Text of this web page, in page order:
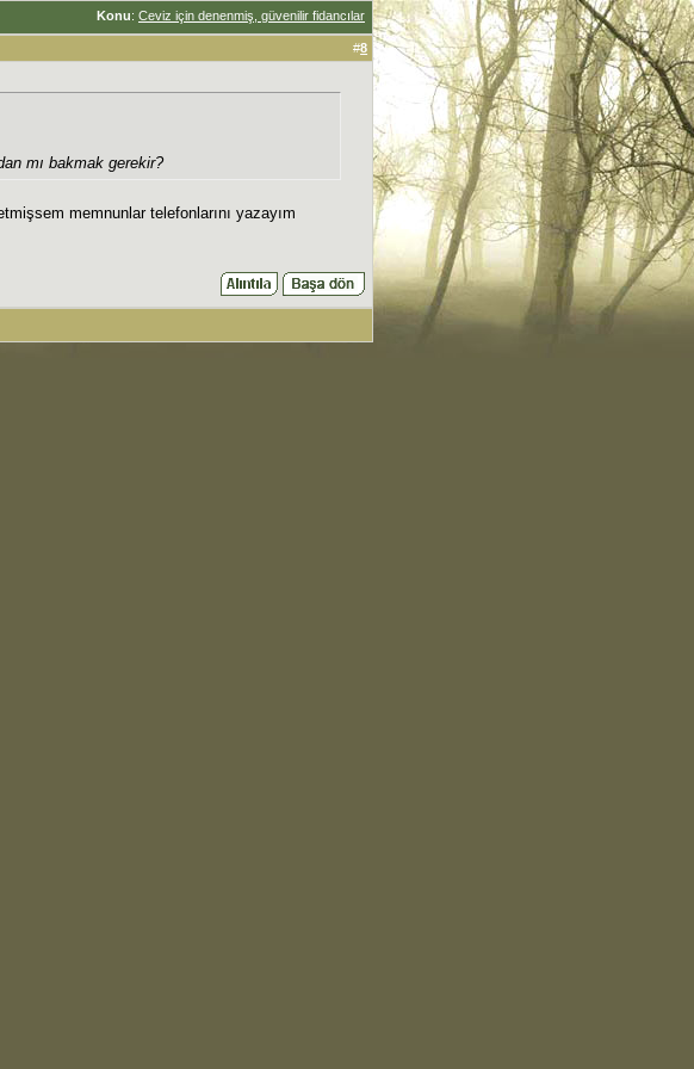
Konu: Ceviz için denenmiş, güvenilir fidancılar
#8
mı bakmak gerekir?
memnunlar telefonlarını yazayım